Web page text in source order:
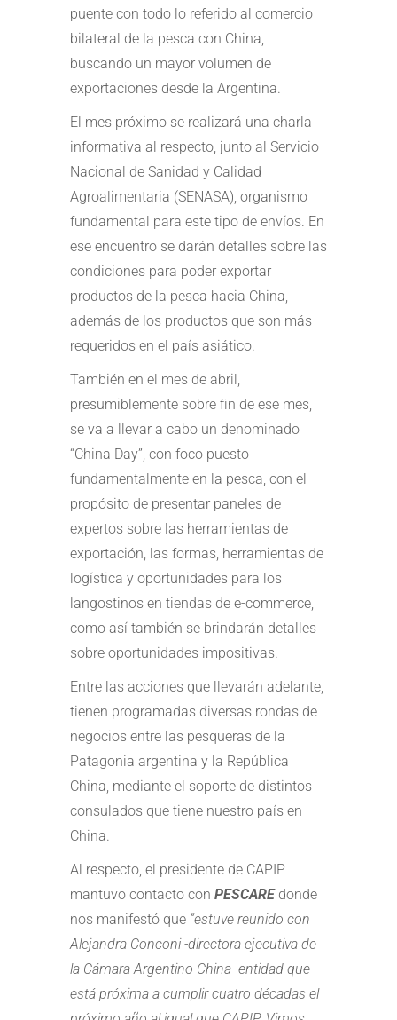
puente con todo lo referido al comercio
bilateral de la pesca con China,
buscando un mayor volumen de
exportaciones desde la Argentina.
El mes próximo se realizará una charla
informativa al respecto, junto al Servicio
Nacional de Sanidad y Calidad
Agroalimentaria (SENASA), organismo
fundamental para este tipo de envíos. En
ese encuentro se darán detalles sobre las
condiciones para poder exportar
productos de la pesca hacia China,
además de los productos que son más
requeridos en el país asiático.
También en el mes de abril,
presumiblemente sobre fin de ese mes,
se va a llevar a cabo un denominado
“China Day”, con foco puesto
fundamentalmente en la pesca, con el
propósito de presentar paneles de
expertos sobre las herramientas de
exportación, las formas, herramientas de
logística y oportunidades para los
langostinos en tiendas de e-commerce,
como así también se brindarán detalles
sobre oportunidades impositivas.
Entre las acciones que llevarán adelante,
tienen programadas diversas rondas de
negocios entre las pesqueras de la
Patagonia argentina y la República
China, mediante el soporte de distintos
consulados que tiene nuestro país en
China.
Al respecto, el presidente de CAPIP
mantuvo contacto con PESCAREdonde
nos manifestó que “estuve reunido con
Alejandra Conconi -directora ejecutiva de
la Cámara Argentino-China- entidad que
está próxima a cumplir cuatro décadas el